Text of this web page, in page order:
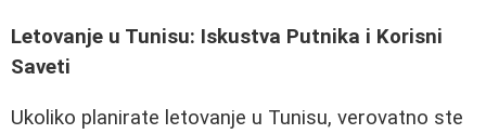
Letovanje u Tunisu: Iskustva Putnika i Korisni
Saveti
Ukoliko planirate letovanje u Tunisu, verovatno ste